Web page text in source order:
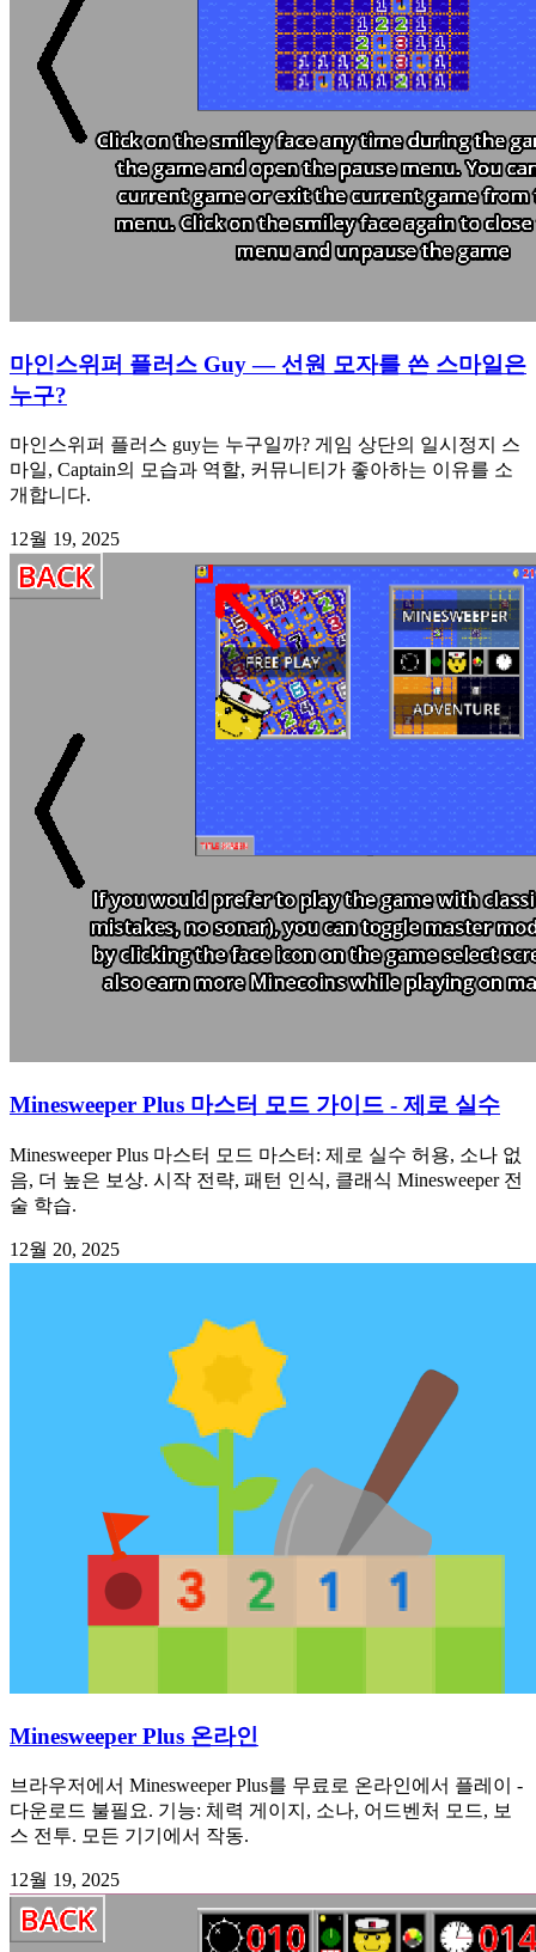
마인스위퍼 플러스 Guy — 선원 모자를 쓴 스마일은
누구?
마인스위퍼 플러스 guy는 누구일까? 게임 상단의 일시정지 스
마일, Captain의 모습과 역할, 커뮤니티가 좋아하는 이유를 소
개합니다.
12월 19, 2025
Minesweeper Plus 마스터 모드 가이드 - 제로 실수
Minesweeper Plus 마스터 모드 마스터: 제로 실수 허용, 소나 없
음, 더 높은 보상. 시작 전략, 패턴 인식, 클래식 Minesweeper 전
술 학습.
12월 20, 2025
Minesweeper Plus 온라인
브라우저에서 Minesweeper Plus를 무료로 온라인에서 플레이 -
다운로드 불필요. 기능: 체력 게이지, 소나, 어드벤처 모드, 보
스 전투. 모든 기기에서 작동.
12월 19, 2025